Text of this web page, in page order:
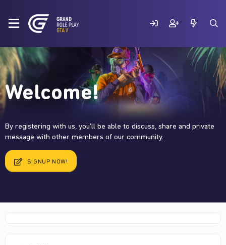
Welcome!
By registering with us, you'll be able to discuss, share and private
message with other members of our community.
SIGNUP NOW!